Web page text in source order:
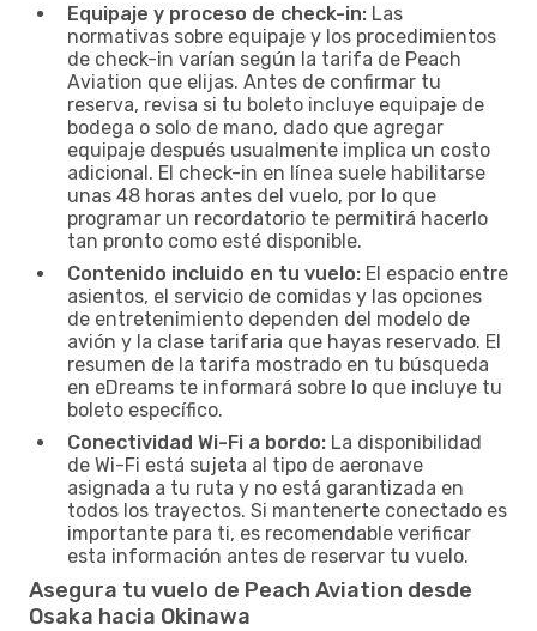
Equipaje y proceso de check-in: Las
normativas sobre equipaje y los procedimientos
de check-in varían según la tarifa de Peach
Aviation que elijas. Antes de confirmar tu
reserva, revisa si tu boleto incluye equipaje de
bodega o solo de mano, dado que agregar
equipaje después usualmente implica un costo
adicional. El check-in en línea suele habilitarse
unas 48 horas antes del vuelo, por lo que
programar un recordatorio te permitirá hacerlo
tan pronto como esté disponible.
Contenido incluido en tu vuelo: El espacio entre
asientos, el servicio de comidas y las opciones
de entretenimiento dependen del modelo de
avión y la clase tarifaria que hayas reservado. El
resumen de la tarifa mostrado en tu búsqueda
en eDreams te informará sobre lo que incluye tu
boleto específico.
Conectividad Wi-Fi a bordo: La disponibilidad
de Wi-Fi está sujeta al tipo de aeronave
asignada a tu ruta y no está garantizada en
todos los trayectos. Si mantenerte conectado es
importante para ti, es recomendable verificar
esta información antes de reservar tu vuelo.
Asegura tu vuelo de Peach Aviation desde
Osaka hacia Okinawa